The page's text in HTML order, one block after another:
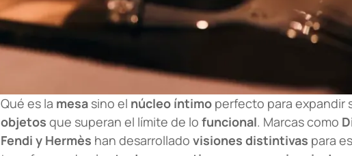
Qué es la mesa sino el núcleo íntimo perfecto para expandir
objetos que superan el límite de lo funcional. Marcas como
Fendi y Hermès han desarrollado visiones distintivas para